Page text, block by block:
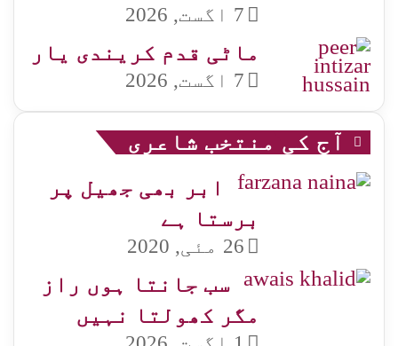
7 اگست, 2026
ماٹی قدم کریندی یار
7 اگست, 2026
آج کی منتخب شاعری
ابر بھی جھیل پر
برستا ہے
26 مئی, 2020
سب جانتا ہوں راز
مگر کھولتا نہیں